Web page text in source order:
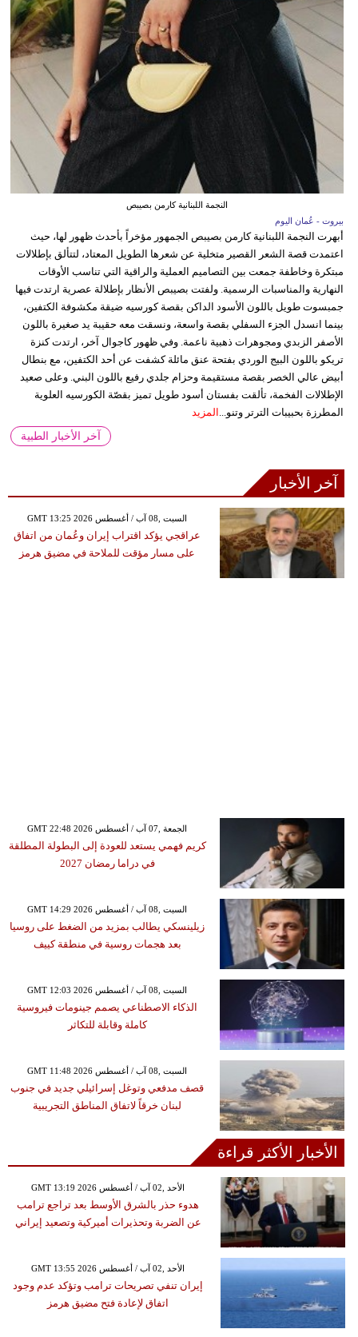
النجمة اللبنانية كارمن بصيبص
بيروت - عُمان اليوم
أبهرت النجمة اللبنانية كارمن بصيبص الجمهور مؤخراً بأحدث ظهور لها، حيث
اعتمدت قصة الشعر القصير متخلية عن شعرها الطويل المعتاد، لتتألق بإطلالات
مبتكرة وخاطفة جمعت بين التصاميم العملية والراقية التي تناسب الأوقات
النهارية والمناسبات الرسمية. ولفتت بصيبص الأنظار بإطلالة عصرية ارتدت فيها
جمبسوت طويل باللون الأسود الداكن بقصة كورسيه ضيقة مكشوفة الكتفين،
بينما انسدل الجزء السفلي بقصة واسعة، ونسقت معه حقيبة يد صغيرة باللون
الأصفر الزبدي ومجوهرات ذهبية ناعمة. وفي ظهور كاجوال آخر، ارتدت كنزة
تريكو باللون البيج الوردي بفتحة عنق مائلة كشفت عن أحد الكتفين، مع بنطال
أبيض عالي الخصر بقصة مستقيمة وحزام جلدي رفيع باللون البني. وعلى صعيد
الإطلالات الفخمة، تألقت بفستان أسود طويل تميز بقصّة الكورسيه العلوية
المطرزة بحبيبات الترتر وتنو...
المزيد
آخر الأخبار الطبية
آخر الأخبار
GMT 13:25 2026 السبت ,08 آب / أغسطس
عراقجي يؤكد اقتراب إيران وعُمان من اتفاق
على مسار مؤقت للملاحة في مضيق هرمز
GMT 22:48 2026 الجمعة ,07 آب / أغسطس
كريم فهمي يستعد للعودة إلى البطولة المطلقة
في دراما رمضان 2027
GMT 14:29 2026 السبت ,08 آب / أغسطس
زيلينسكي يطالب بمزيد من الضغط على روسيا
بعد هجمات روسية في منطقة كييف
GMT 12:03 2026 السبت ,08 آب / أغسطس
الذكاء الاصطناعي يصمم جينومات فيروسية
كاملة وقابلة للتكاثر
GMT 11:48 2026 السبت ,08 آب / أغسطس
قصف مدفعي وتوغل إسرائيلي جديد في جنوب
لبنان خرقاً لاتفاق المناطق التجريبية
الأخبار الأكثر قراءة
GMT 13:19 2026 الأحد ,02 آب / أغسطس
هدوء حذر بالشرق الأوسط بعد تراجع ترامب
عن الضربة وتحذيرات أميركية وتصعيد إيراني
GMT 13:55 2026 الأحد ,02 آب / أغسطس
إيران تنفي تصريحات ترامب وتؤكد عدم وجود
اتفاق لإعادة فتح مضيق هرمز